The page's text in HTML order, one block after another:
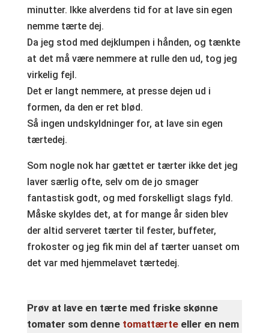
minutter. Ikke alverdens tid for at lave sin egen
nemme tærte dej.
Da jeg stod med dejklumpen i hånden, og tænkte
at det må være nemmere at rulle den ud, tog jeg
virkelig fejl.
Det er langt nemmere, at presse dejen ud i
formen, da den er ret blød.
Så ingen undskyldninger for, at lave sin egen
tærtedej.
Som nogle nok har gættet er tærter ikke det jeg
laver særlig ofte, selv om de jo smager
fantastisk godt, og med forskelligt slags fyld.
Måske skyldes det, at for mange år siden blev
der altid serveret tærter til fester, buffeter,
frokoster og jeg fik min del af tærter uanset om
det var med hjemmelavet tærtedej.
Prøv at lave en tærte med friske skønne
tomater som denne tomattærteeller en nem